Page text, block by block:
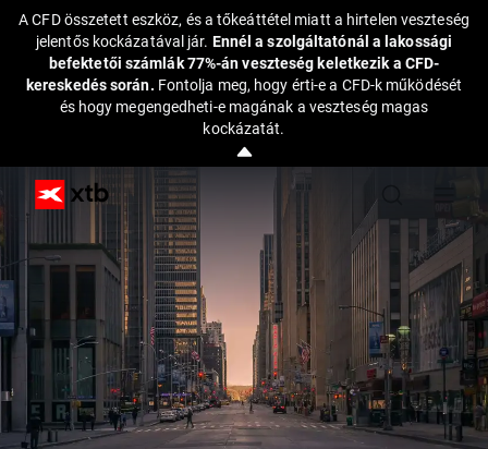
A CFD összetett eszköz, és a tőkeáttétel miatt a hirtelen veszteség
jelentős kockázatával jár. Ennél a szolgáltatónál a lakossági
befektetői számlák 77%-án veszteség keletkezik a CFD-
kereskedés során. Fontolja meg, hogy érti-e a CFD-k működését
és hogy megengedheti-e magának a veszteség magas
kockázatát.